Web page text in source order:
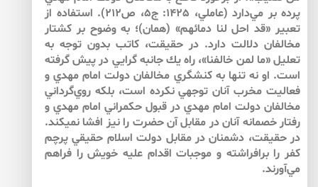
پرده بر مي‌دارد (عاملي، 1425: ج5، ص212). استفاده از
تعبير «قد احل لنا دمائهم» (همان)؛ به وضوح بر كشتار
مخالفان دلالت دارد. در حقيقت، كاتب بدون توجه به
تعليل «ما لمن خالفنا»، راه يك جانبه گرايي در پيش گرفته
است. او نه تنها به كنشگري مخالفان دولت امام مهدي و
فعاليت مخرب آنان توجهي نكرده است، بلكه روي‌گرداني
مخالفان دولت امام مهدي در قبول حكمراني امام مهدي و
رفتار خصمانه آنان در مقابل آن حضرت را نيز افشا نمي­كند.
در حقيقت، دشمنان در مقابل دولت اسلام حقيقي پرچم
كفر را برافراشته و موجبات اقدام عليه خويش را فراهم
مي‌آورند.